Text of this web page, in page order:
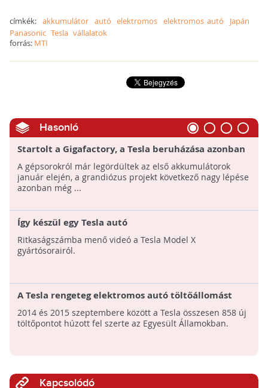
címkék: akkumulátor autó elektromos elektromos autó
Japán
Panasonic Tesla vállalatok
forrás: MTI
Hasonló
Startolt a Gigafactory, a Tesla beruházása azonban
még nem ért a végéhez: Ez a gyár fog rendelkezni a
világ legnagyobb, tetőre szerelt
napelemrendszerével!
A gépsorokról már legördültek az első akkumulátorok
január elején, a grandiózus projekt következő nagy lépése
azonban még ...
Így készül egy Tesla autó
Ritkaságszámba menő videó a Tesla Model X
gyártósorairól.
A Tesla rengeteg elektromos autó töltőállomást
épített
2014 és 2015 szeptembere között a Tesla összesen 858 új
töltőpontot húzott fel szerte az Egyesült Államokban.
Kapcsolódó